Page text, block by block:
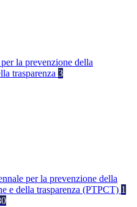
la prevenzione della
trasparenza 3
per la prevenzione della
e della trasparenza (PTPCT) 1